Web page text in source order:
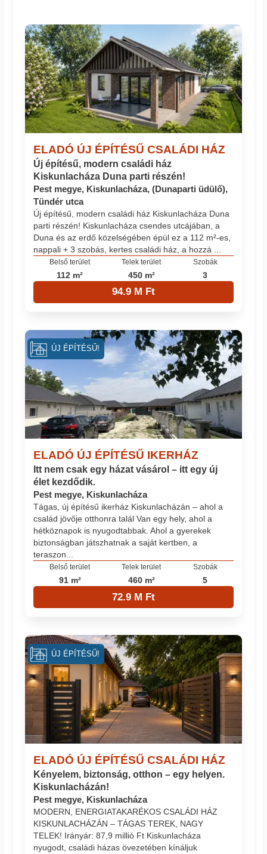
ELADÓ ÚJ ÉPÍTÉSŰ CSALÁDI HÁZ
Új építésű, modern családi ház
Kiskunlacháza Duna parti részén!
Pest megye, Kiskunlacháza, (Dunaparti üdülő),
Tündér utca
Új építésű, modern családi ház Kiskunlacháza Duna
parti részén! Kiskunlacháza csendes utcájában, a
Duna és az erdő közelségében épül ez a 112 m²-es,
nappali + 3 szobás, kertes családi ház, a hozzá ...
Belső terület
112 m²
Telek terület
450 m²
Szobák
3
94.9 M Ft
ELADÓ ÚJ ÉPÍTÉSŰ IKERHÁZ
Itt nem csak egy házat vásárol – itt egy új
élet kezdődik.
Pest megye, Kiskunlacháza
Tágas, új építésű ikerház Kiskunlacházán – ahol a
család jövője otthonra talál Van egy hely, ahol a
hétköznapok is nyugodtabbak. Ahol a gyerekek
biztonságban játszhatnak a saját kertben, a
teraszon...
Belső terület
91 m²
Telek terület
460 m²
Szobák
5
72.9 M Ft
ÚJ ÉPÍTÉSŰ!
ELADÓ ÚJ ÉPÍTÉSŰ CSALÁDI HÁZ
Kényelem, biztonság, otthon – egy helyen.
Kiskunlacházán!
Pest megye, Kiskunlacháza
MODERN, ENERGIATAKARÉKOS CSALÁDI HÁZ
KISKUNLACHÁZÁN – TÁGAS TEREK, NAGY
TELEK! Irányár: 87,9 millió Ft Kiskunlacháza
nyugodt, családi házas övezetében kínáljuk
ÚJ ÉPÍTÉSŰ!